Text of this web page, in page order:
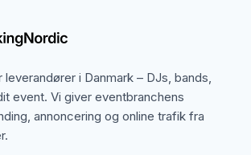
specialister fra nabobyer, der
bestemt stil, et bestemt budget eller en
i tankerne.
altid direkte mellem dig og den
i Danmark – DJs, bands,
event. Vi giver eventbranchens
annoncering og online trafik fra